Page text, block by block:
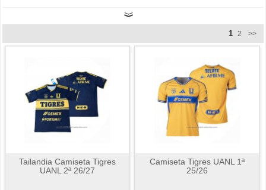
1 2 >>
Tailandia Camiseta Tigres
UANL 2ª 26/27
Camiseta Tigres UANL 1ª
25/26